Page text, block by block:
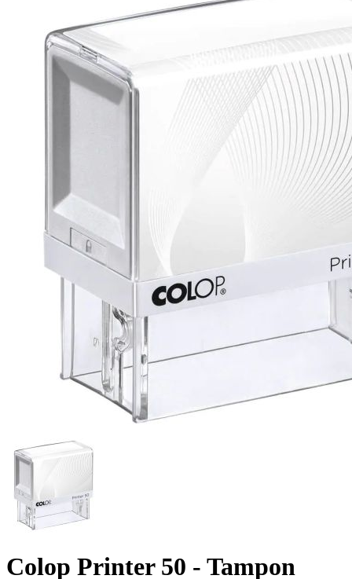
Colop Printer 50 - Tampon